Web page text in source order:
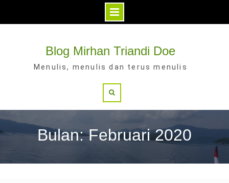
Blog Mirhan Triandi Doe
Menulis, menulis dan terus menulis
Bulan: Februari 2020